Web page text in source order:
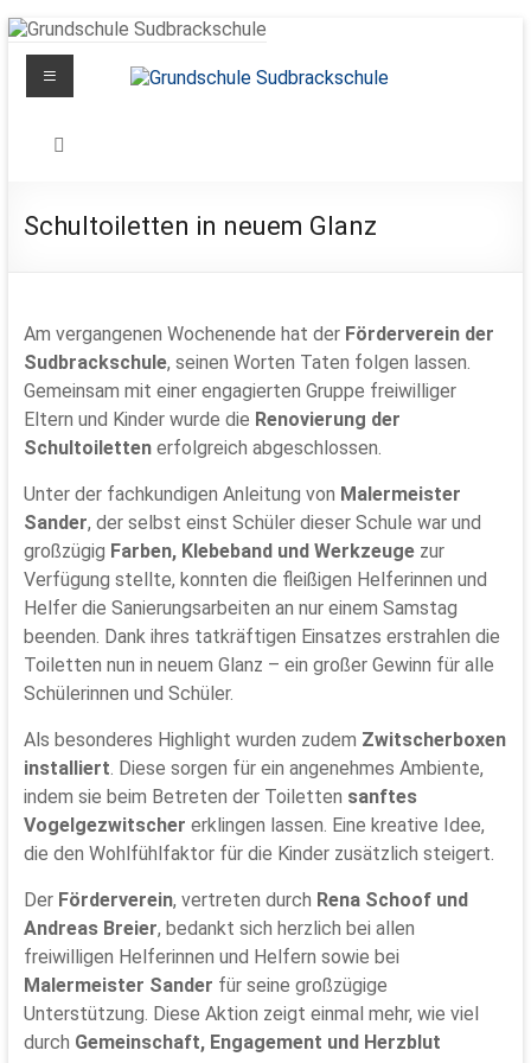
Zum
Inhalt
springen
Schule
in
Menü
Schultoiletten in neuem Glanz
Am vergangenen Wochenende hat der Förderverein der
Sudbrackschule, seinen Worten Taten folgen lassen.
Gemeinsam mit einer engagierten Gruppe freiwilliger
Eltern und Kinder wurde die Renovierung der
Schultoilettenerfolgreich abgeschlossen.
Unter der fachkundigen Anleitung von Malermeister
Sander, der selbst einst Schüler dieser Schule war und
großzügig Farben, Klebeband und Werkzeugezur
Verfügung stellte, konnten die fleißigen Helferinnen und
Helfer die Sanierungsarbeiten an nur einem Samstag
beenden. Dank ihres tatkräftigen Einsatzes erstrahlen die
Toiletten nun in neuem Glanz – ein großer Gewinn für alle
Schülerinnen und Schüler.
Als besonderes Highlight wurden zudem Zwitscherboxen
installiert. Diese sorgen für ein angenehmes Ambiente,
indem sie beim Betreten der Toiletten sanftes
Vogelgezwitscher erklingen lassen. Eine kreative Idee,
die den Wohlfühlfaktor für die Kinder zusätzlich steigert.
Der Förderverein, vertreten durch Rena Schoof und
Andreas Breier, bedankt sich herzlich bei allen
freiwilligen Helferinnen und Helfern sowie bei
Malermeister Sander für seine großzügige
Unterstützung. Diese Aktion zeigt einmal mehr, wie viel
durch Gemeinschaft, Engagement und Herzblut